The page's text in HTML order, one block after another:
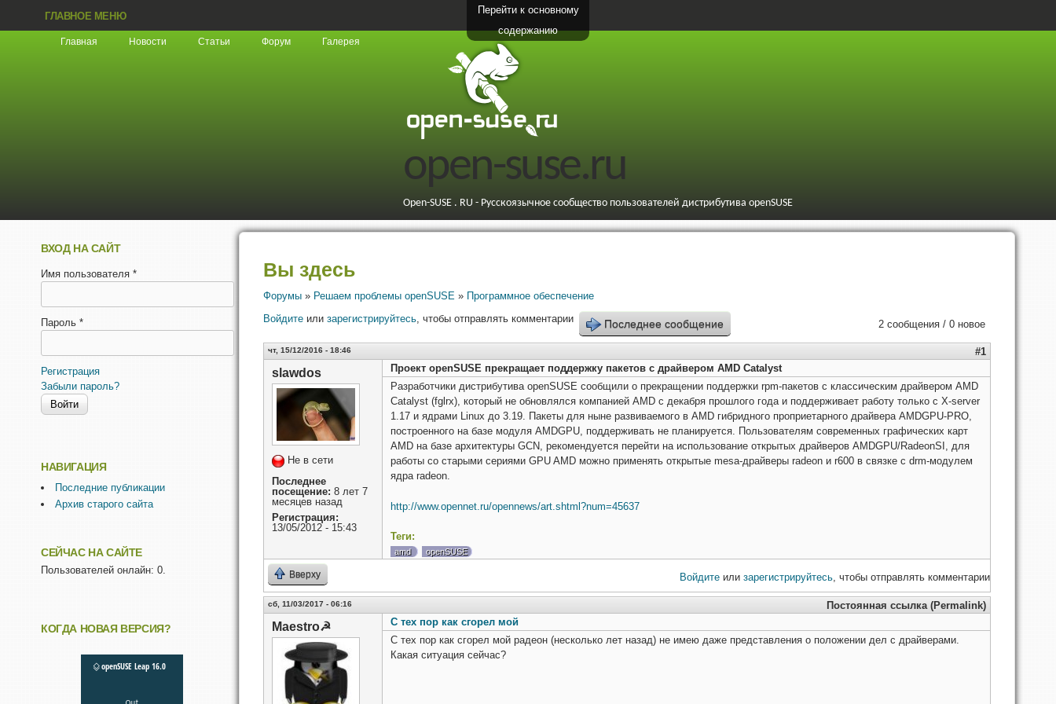
Перейти к основному
содержанию
ГЛАВНОЕ МЕНЮ
Главная Новости Статьи Форум Галерея
open-suse.ru
Open-SUSE . RU - Русскоязычное сообщество пользователей дистрибутива openSUSE
Вы здесь
Форумы » Решаем проблемы openSUSE » Программное обеспечение
2 сообщения / 0 новое
Войдите или зарегистрируйтесь, чтобы отправлять комментарии Последнее сообщение
чт, 15/12/2016 - 18:46 #1
slawdos
Не в сети
Последнее
посещение: 8 лет 7
месяцев назад
Регистрация:
13/05/2012 - 15:43
Проект openSUSE прекращает поддержку пакетов с драйвером AMD Catalyst
Разработчики дистрибутива openSUSE сообщили о прекращении поддержки rpm-пакетов с классическим драйвером AMD
Catalyst (fglrx), который не обновлялся компанией AMD с декабря прошлого года и поддерживает работу только с X-server
1.17 и ядрами Linux до 3.19. Пакеты для ныне развиваемого в AMD гибридного проприетарного драйвера AMDGPU-PRO,
построенного на базе модуля AMDGPU, поддерживать не планируется. Пользователям современных графических карт
AMD на базе архитектуры GCN, рекомендуется перейти на использование открытых драйверов AMDGPU/RadeonSI, для
работы со старыми сериями GPU AMD можно применять открытые mesa-драйверы radeon и r600 в связке с drm-модулем
ядра radeon.
http://www.opennet.ru/opennews/art.shtml?num=45637
Теги:
amd openSUSE
Вверху Войдите или зарегистрируйтесь, чтобы отправлять комментарии
сб, 11/03/2017 - 06:16 Постоянная ссылка (Permalink)
Maestro☭
С тех пор как сгорел мой
С тех пор как сгорел мой радеон (несколько лет назад) не имею даже представления о положении дел с драйверами.
Какая ситуация сейчас?
ВХОД НА САЙТ
Имя пользователя *
Пароль *
Регистрация
Забыли пароль?
НАВИГАЦИЯ
Последние публикации
Архив старого сайта
СЕЙЧАС НА САЙТЕ
Пользователей онлайн: 0.
КОГДА НОВАЯ ВЕРСИЯ?